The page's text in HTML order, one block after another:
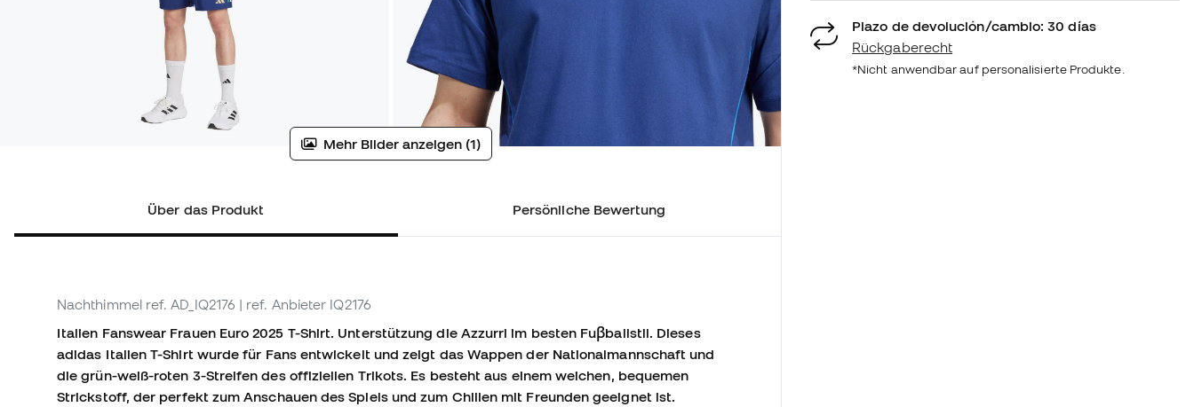
Mehr Bilder anzeigen (1)
Über das Produkt Persönliche Bewertung
Nachthimmel ref. AD_IQ2176 | ref. Anbieter IQ2176
Italien Fanswear Frauen Euro 2025 T-Shirt. Unterstützung die Azzurri im besten Fuβballstil. Dieses
adidas Italien T-Shirt wurde für Fans entwickelt und zeigt das Wappen der Nationalmannschaft und
die grün-weiß-roten 3-Streifen des offiziellen Trikots. Es besteht aus einem weichen, bequemen
Strickstoff, der perfekt zum Anschauen des Spiels und zum Chillen mit Freunden geeignet ist.
Plazo de devolución/cambio: 30 días
Rückgaberecht
*Nicht anwendbar auf personalisierte Produkte.